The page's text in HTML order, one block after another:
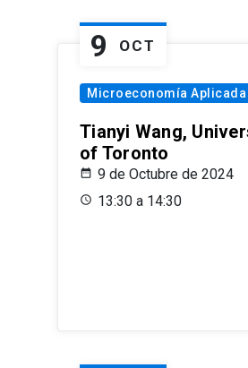
9 OCT
Microeconomía Aplicada
Tianyi Wang,
of Toronto
9 de Octubre de 2024
13:30 a 14:30